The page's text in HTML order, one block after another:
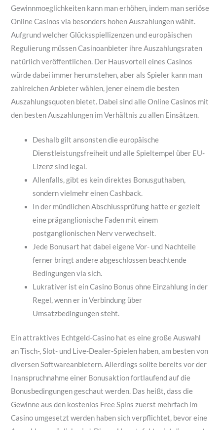
Gewinnmoeglichkeiten kann man erhöhen, indem man seriöse
Online Casinos via besonders hohen Auszahlungen wählt.
Aufgrund welcher Glücksspiellizenzen und europäischen
Regulierung müssen Casinoanbieter ihre Auszahlungsraten
natürlich veröffentlichen. Der Hausvorteil eines Casinos
würde dabei immer herumstehen, aber als Spieler kann man
zahlreichen Anbieter wählen, jener einem die besten
Auszahlungsquoten bietet. Dabei sind alle Online Casinos mit
den besten Auszahlungen im Verhältnis zu allen Einsätzen.
Deshalb gilt ansonsten die europäische
Dienstleistungsfreiheit und alle Spieltempel über EU-
Lizenz sind legal.
Allenfalls, gibt es kein direktes Bonusguthaben,
sondern vielmehr einen Cashback.
In der mündlichen Abschlussprüfung hatte er gezielt
eine präganglionische Faden mit einem
postganglionischen Nerv verwechselt.
Jede Bonusart hat dabei eigene Vor- und Nachteile
ferner bringt andere abgeschlossen beachtende
Bedingungen via sich.
Lukrativer ist ein Casino Bonus ohne Einzahlung in der
Regel, wenn er in Verbindung über
Umsatzbedingungen steht.
Ein attraktives Echtgeld-Casino hat es eine große Auswahl
an Tisch-, Slot- und Live-Dealer-Spielen haben, am besten von
diversen Softwareanbietern. Allerdings sollte bereits vor der
Inanspruchnahme einer Bonusaktion fortlaufend auf die
Bonusbedingungen geschaut werden. Das heißt, dass die
Gewinne aus den kostenlos Free Spins zuerst mehrfach im
Casino umgesetzt werden haben sich verpflichtet, bevor eine